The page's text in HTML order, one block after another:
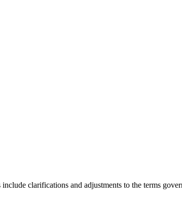
clarifications and adjustments to the terms